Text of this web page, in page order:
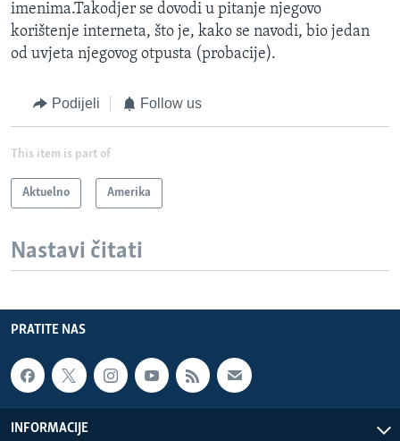
imenima.Takodjer se dovodi u pitanje njegovo
korištenje interneta, što je, kako se navodi, bio jedan
od uvjeta njegovog otpusta (probacije).
Podijeli Follow us
This item is part of
Aktuelno Amerika
Nastavi čitati
PRATITE NAS
INFORMACIJE